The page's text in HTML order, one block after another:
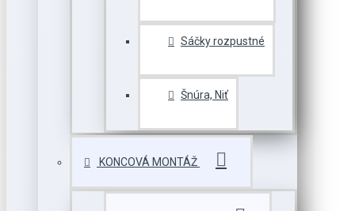
Sáčky rozpustné
Šnúra, Niť
KONCOVÁ MONTÁŽ